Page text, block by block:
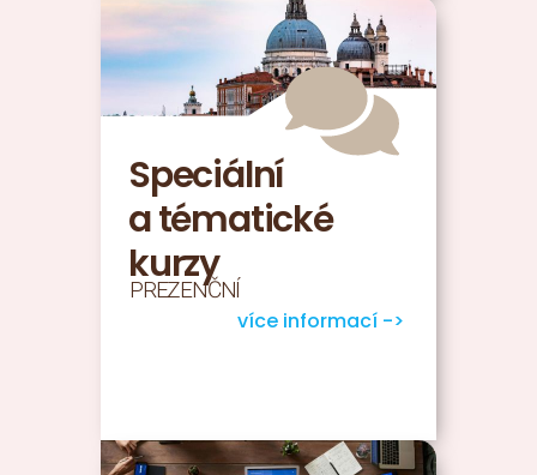
Speciální
a tématické
kurzy
PREZENČNÍ
více informací ->